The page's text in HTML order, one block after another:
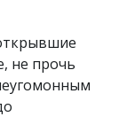
не прочь